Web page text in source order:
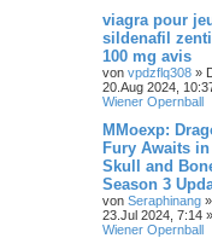
viagra pour
sildenafil
100 mg avis
von vpdzflq308 »
20.Aug 2024,
Wiener Opernball
MMoexp:
Fury Awaits in
Skull and
Season 3
von Seraphinang »
23.Jul 2024, 7:14
Wiener Opernball